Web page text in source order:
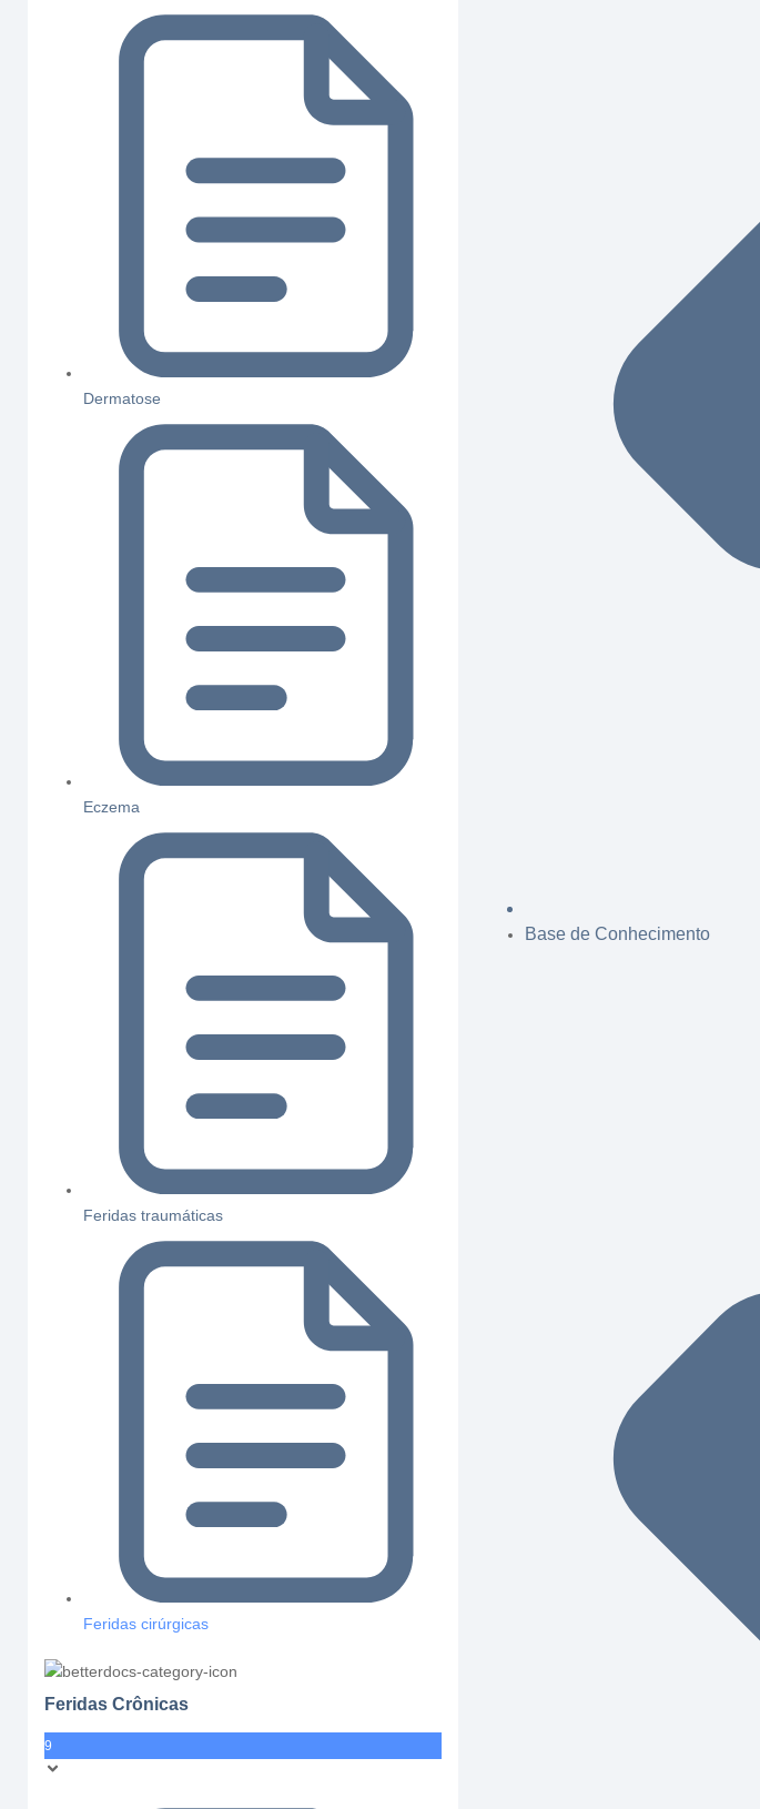
Dermatose
Eczema
Feridas traumáticas
Feridas cirúrgicas
Feridas Crônicas
9
Base de Conhecimento